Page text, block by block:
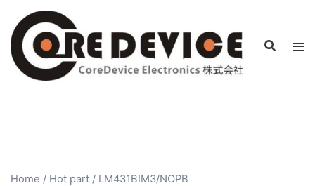
Home / Hot part / LM431BIM3/NOPB